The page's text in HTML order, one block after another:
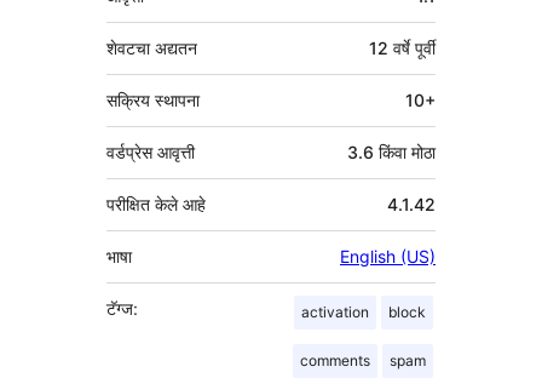
शेवटचा अद्यतन 12 वर्षेपूर्वी
सक्रिय स्थापना 10+
वर्डप्रेस आवृत्ती 3.6 किंवा मोठा
परीक्षित केले आहे 4.1.42
भाषा English (US)
टॅग्ज: activation block
comments spam